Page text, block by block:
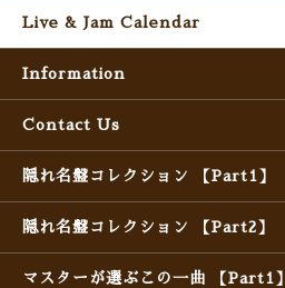
Live & Jam Calendar
Information
Contact Us
隠れ名盤コレクション 【Part1】
隠れ名盤コレクション 【Part2】
マスターが選ぶこの一曲 【Part1】